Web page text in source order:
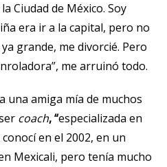
Ciudad de México. Soy
era ir a la capital, pero no
grande, me divorcié. Pero
me arruinó todo.
una amiga mía de muchos
coach, “especializada en
en el 2002, en un
Mexicali, pero tenía mucho